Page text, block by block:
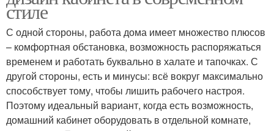
стиле
С одной стороны, работа дома имеет множество плюсов
– комфортная обстановка, возможность распоряжаться
временем и работать буквально в халате и тапочках. С
другой стороны, есть и минусы: всё вокруг максимально
способствует тому, чтобы лишить рабочего настроя.
Поэтому идеальный вариант, когда есть возможность,
домашний кабинет оборудовать в отдельной комнате,